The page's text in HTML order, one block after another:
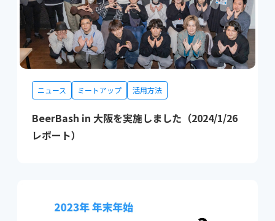
ニュース ミートアップ 活用方法
BeerBash in 大阪を実施しました（2024/1/26
レポート）